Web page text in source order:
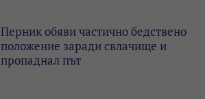
Перник обяви частично бедствено
положение заради свлачище и
пропаднал път